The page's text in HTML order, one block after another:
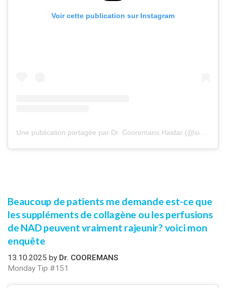
Voir cette publication sur Instagram
Beaucoup de patients me demande est-ce que
les suppléments de collagène ou les perfusions
de NAD peuvent vraiment rajeunir? voici mon
enquête
13.10.2025 by Dr. COOREMANS
Monday Tip #151